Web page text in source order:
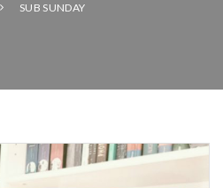
SUB SUNDAY